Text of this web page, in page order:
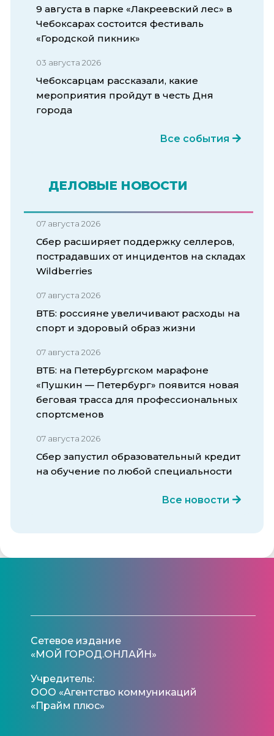
9 августа в парке «Лакреевский лес» в
Чебоксарах состоится фестиваль
«Городской пикник»
03 августа 2026
Чебоксарцам рассказали, какие
мероприятия пройдут в честь Дня
города
Все события
ДЕЛОВЫЕ НОВОСТИ
07 августа 2026
Сбер расширяет поддержку селлеров,
пострадавших от инцидентов на складах
Wildberries
07 августа 2026
ВТБ: россияне увеличивают расходы на
спорт и здоровый образ жизни
07 августа 2026
ВТБ: на Петербургском марафоне
«Пушкин — Петербург» появится новая
беговая трасса для профессиональных
спортсменов
07 августа 2026
Сбер запустил образовательный кредит
на обучение по любой специальности
Все новости
Сетевое издание
«МОЙ ГОРОД.ОНЛАЙН»
Учредитель:
ООО «Агентство коммуникаций
«Прайм плюс»